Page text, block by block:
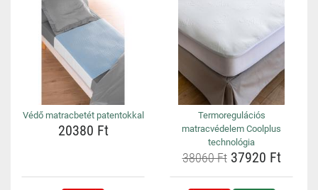
Védő matracbetét patentokkal
20380 Ft
Termoregulációs
matracvédelem Coolplus
technológia
38060 Ft37920 Ft